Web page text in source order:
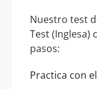
Nuestro test
Test (Inglesa)
pasos:
Practica con